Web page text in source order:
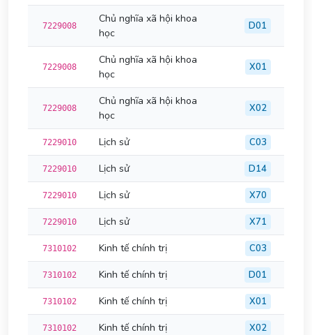
7229008
Chủ nghĩa xã hội khoa
học
D01
7229008
Chủ nghĩa xã hội khoa
học
X01
7229008
Chủ nghĩa xã hội khoa
học
X02
7229010 Lịch sử C03
7229010 Lịch sử D14
7229010 Lịch sử X70
7229010 Lịch sử X71
7310102 Kinh tế chính trị C03
7310102 Kinh tế chính trị D01
7310102 Kinh tế chính trị X01
7310102 Kinh tế chính trị X02